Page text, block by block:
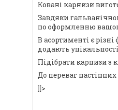
Ковані карнизи
Завдяки
по оформленню
В асортименті є
додають
Підібрати карнизи з
До переваг
]]>